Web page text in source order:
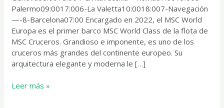
Palermo09:0017:006-La Valetta10:0018:007-Navegación
—-8-Barcelona07:00 Encargado en 2022, el MSC World
Europa es el primer barco MSC World Class de la flota de
MSC Cruceros. Grandioso e imponente, es uno de los
cruceros más grandes del continente europeo. Su
arquitectura elegante y moderna le […]
Leer más »